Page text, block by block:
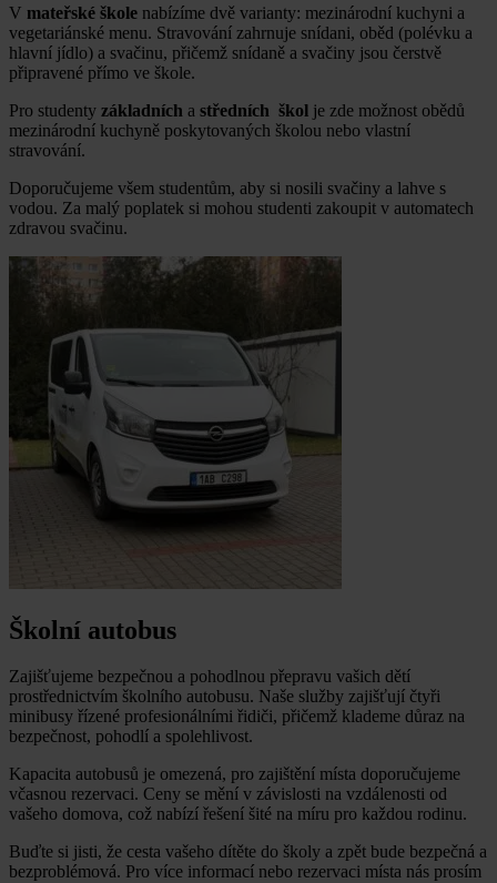
V mateřské škole nabízíme dvě varianty: mezinárodní kuchyni a
vegetariánské menu. Stravování zahrnuje snídani, oběd (polévku a
hlavní jídlo) a svačinu, přičemž snídaně a svačiny jsou čerstvě
připravené přímo ve škole.
Pro studenty základních a středních škol je zde možnost obědů
mezinárodní kuchyně poskytovaných školou nebo vlastní
stravování.
Doporučujeme všem studentům, aby si nosili svačiny a lahve s
vodou. Za malý poplatek si mohou studenti zakoupit v automatech
zdravou svačinu.
Školní autobus
Zajišťujeme bezpečnou a pohodlnou přepravu vašich dětí
prostřednictvím školního autobusu. Naše služby zajišťují čtyři
minibusy řízené profesionálními řidiči, přičemž klademe důraz na
bezpečnost, pohodlí a spolehlivost.
Kapacita autobusů je omezená, pro zajištění místa doporučujeme
včasnou rezervaci. Ceny se mění v závislosti na vzdálenosti od
vašeho domova, což nabízí řešení šité na míru pro každou rodinu.
Buďte si jisti, že cesta vašeho dítěte do školy a zpět bude bezpečná a
bezproblémová. Pro více informací nebo rezervaci místa nás prosím